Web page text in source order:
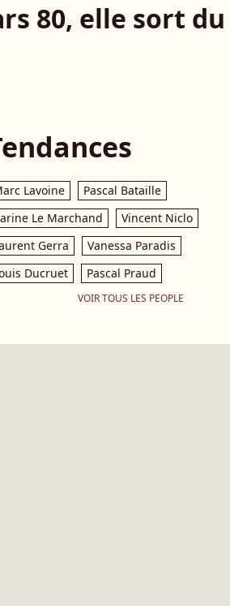
80, elle sort du
Lavoine
Pascal Bataille
Le Marchand
Vincent Niclo
Gerra
Vanessa Paradis
Ducruet
Pascal Praud
VOIR TOUS LES PEOPLE